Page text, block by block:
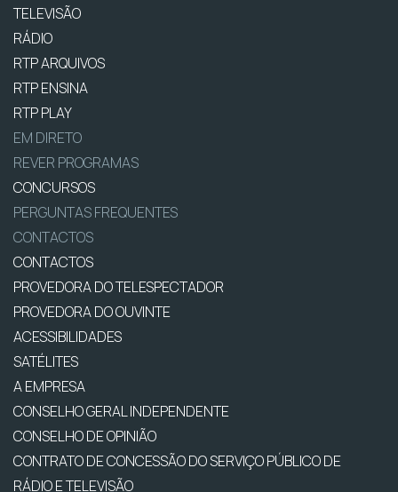
TELEVISÃO
RÁDIO
RTP ARQUIVOS
RTP ENSINA
RTP PLAY
EM DIRETO
REVER PROGRAMAS
CONCURSOS
PERGUNTAS FREQUENTES
CONTACTOS
CONTACTOS
PROVEDORA DO TELESPECTADOR
PROVEDORA DO OUVINTE
ACESSIBILIDADES
SATÉLITES
A EMPRESA
CONSELHO GERAL INDEPENDENTE
CONSELHO DE OPINIÃO
CONTRATO DE CONCESSÃO DO SERVIÇO PÚBLICO DE
RÁDIO E TELEVISÃO